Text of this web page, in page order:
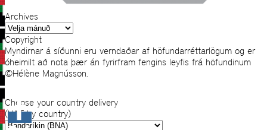
Archives
Archives
Copyright
Myndirnar á síðunni eru verndaðar af höfundarréttarlögum og er
óheimilt að nota þær án fyrirfram fengins leyfis frá höfundinum
©Hélène Magnússon.
Choose your country delivery
(VAT by country)